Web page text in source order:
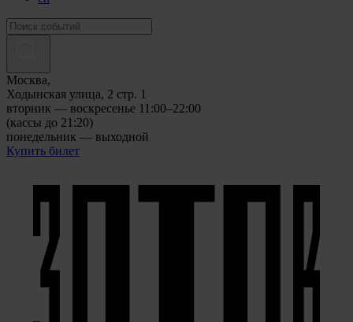
Москва,
Ходынская улица, 2 стр. 1
вторник — воскресенье 11:00–22:00
(кассы до 21:20)
понедельник — выходной
Купить билет